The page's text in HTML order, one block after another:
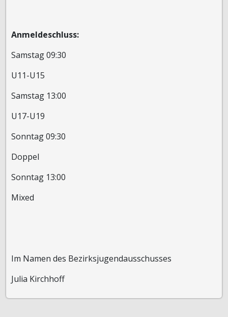
Anmeldeschluss:
Samstag 09:30
U11-U15
Samstag 13:00
U17-U19
Sonntag 09:30
Doppel
Sonntag 13:00
Mixed
Im Namen des Bezirksjugendausschusses
Julia Kirchhoff